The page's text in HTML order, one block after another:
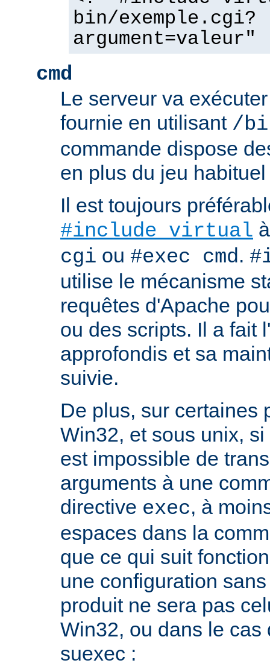
bin/exemple.cgi?
argument=valeur"
cmd
Le serveur va
fournie en utilisant /
commande dispose
en plus du jeu
Il est toujours
#include virtual
cgi ou #exec cmd.
utilise le mécanisme
requêtes d'Apache
ou des scripts. Il a fait
approfondis et sa
suivie.
De plus, sur certaines
Win32, et sous unix,
est impossible de
arguments à une
directive exec, à
espaces dans la
que ce qui suit
une configuration
produit ne sera pas
Win32, ou dans le cas
suexec :